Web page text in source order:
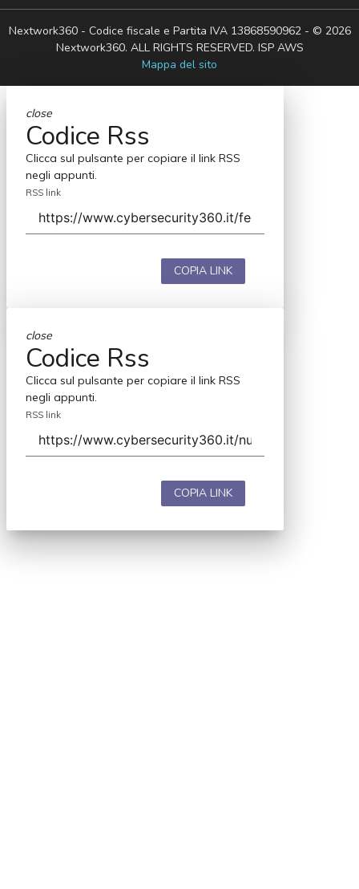
Nextwork360 - Codice fiscale e Partita IVA 13868590962 - © 2026
Nextwork360. ALL RIGHTS RESERVED. ISP AWS
Mappa del sito
close
Codice Rss
Clicca sul pulsante per copiare il link RSS
negli appunti.
RSS link
COPIA LINK
close
Codice Rss
Clicca sul pulsante per copiare il link RSS
negli appunti.
RSS link
COPIA LINK